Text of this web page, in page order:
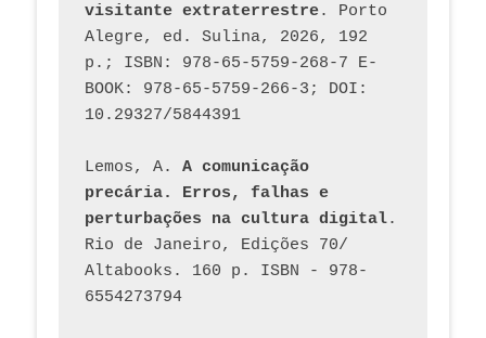
visitante extraterrestre. Porto
Alegre, ed. Sulina, 2026, 192
p.; ISBN: 978-65-5759-268-7 E-
BOOK: 978-65-5759-266-3; DOI:
10.29327/5844391
Lemos, A. A comunicação
precária. Erros, falhas e
perturbações na cultura digital.
Rio de Janeiro, Edições 70/
Altabooks. 160 p. ISBN - 978-
6554273794